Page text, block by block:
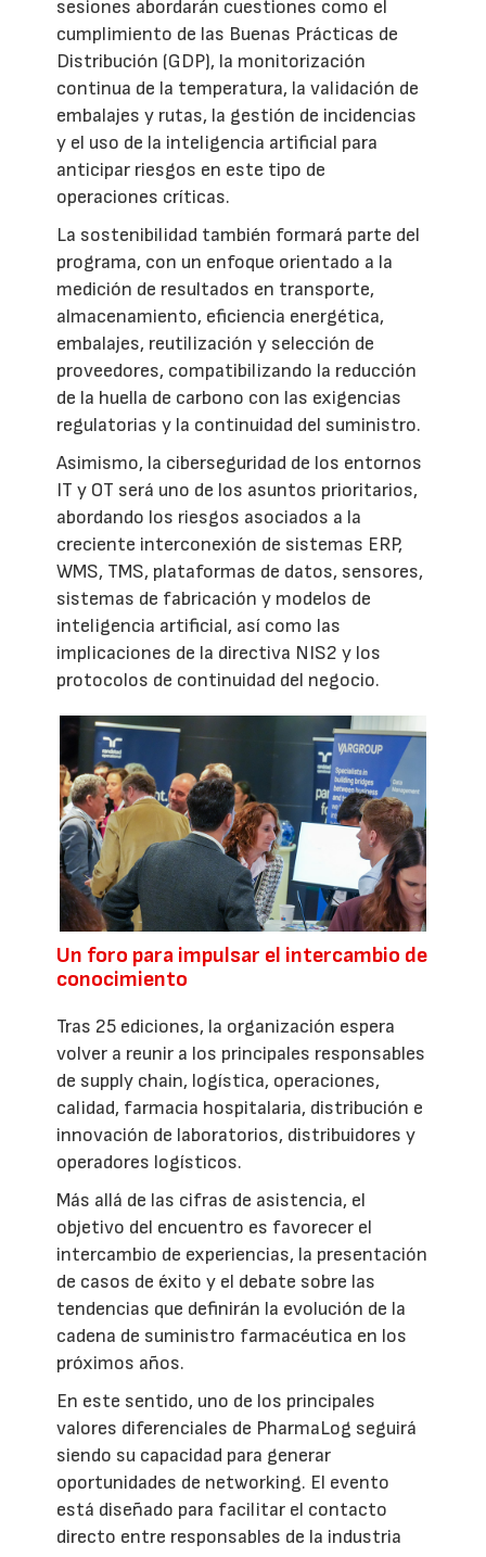
sesiones abordarán cuestiones como el
cumplimiento de las Buenas Prácticas de
Distribución (GDP), la monitorización
continua de la temperatura, la validación de
embalajes y rutas, la gestión de incidencias
y el uso de la inteligencia artificial para
anticipar riesgos en este tipo de
operaciones críticas.
La sostenibilidad también formará parte del
programa, con un enfoque orientado a la
medición de resultados en transporte,
almacenamiento, eficiencia energética,
embalajes, reutilización y selección de
proveedores, compatibilizando la reducción
de la huella de carbono con las exigencias
regulatorias y la continuidad del suministro.
Asimismo, la ciberseguridad de los entornos
IT y OT será uno de los asuntos prioritarios,
abordando los riesgos asociados a la
creciente interconexión de sistemas ERP,
WMS, TMS, plataformas de datos, sensores,
sistemas de fabricación y modelos de
inteligencia artificial, así como las
implicaciones de la directiva NIS2 y los
protocolos de continuidad del negocio.
Un foro para impulsar el intercambio de
conocimiento
Tras 25 ediciones, la organización espera
volver a reunir a los principales responsables
de supply chain, logística, operaciones,
calidad, farmacia hospitalaria, distribución e
innovación de laboratorios, distribuidores y
operadores logísticos.
Más allá de las cifras de asistencia, el
objetivo del encuentro es favorecer el
intercambio de experiencias, la presentación
de casos de éxito y el debate sobre las
tendencias que definirán la evolución de la
cadena de suministro farmacéutica en los
próximos años.
En este sentido, uno de los principales
valores diferenciales de PharmaLog seguirá
siendo su capacidad para generar
oportunidades de networking. El evento
está diseñado para facilitar el contacto
directo entre responsables de la industria